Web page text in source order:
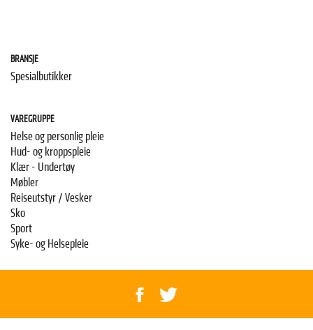
BRANSJE
Spesialbutikker
VAREGRUPPE
Helse og personlig pleie
Hud- og kroppspleie
Klær - Undertøy
Møbler
Reiseutstyr / Vesker
Sko
Sport
Syke- og Helsepleie